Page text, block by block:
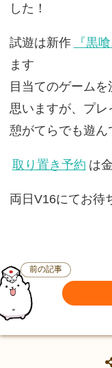
した！
試遊は新作 『黒
ます
目当てのゲーム
思いますが、プ
憩がてらでも遊ん
取り置き予約 は
両日V16にてお待
前の記事